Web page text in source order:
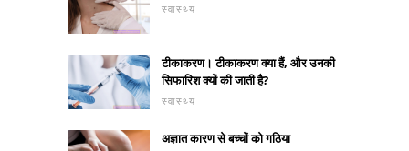
स्वास्थ्य
टीकाकरण। टीकाकरण क्या हैं, और उनकी
सिफारिश क्यों की जाती है?
स्वास्थ्य
अज्ञात कारण से बच्चों को गठिया